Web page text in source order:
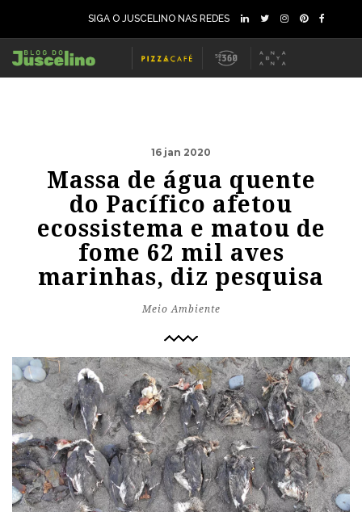
SIGA O JUSCELINO NAS REDES
16 jan 2020
Massa de água quente
do Pacífico afetou
ecossistema e matou de
fome 62 mil aves
marinhas, diz pesquisa
Meio Ambiente